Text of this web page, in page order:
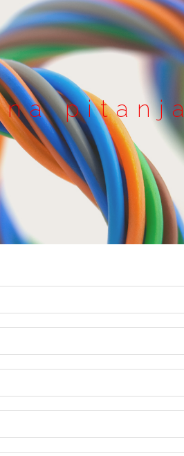
pitanja